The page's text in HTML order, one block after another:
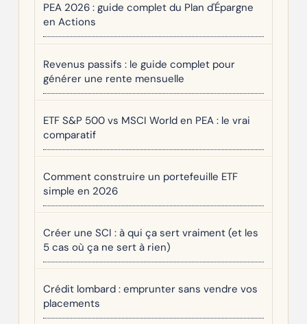
PEA 2026 : guide complet du Plan d'Épargne
en Actions
Revenus passifs : le guide complet pour
générer une rente mensuelle
ETF S&P 500 vs MSCI World en PEA : le vrai
comparatif
Comment construire un portefeuille ETF
simple en 2026
Créer une SCI : à qui ça sert vraiment (et les
5 cas où ça ne sert à rien)
Crédit lombard : emprunter sans vendre vos
placements